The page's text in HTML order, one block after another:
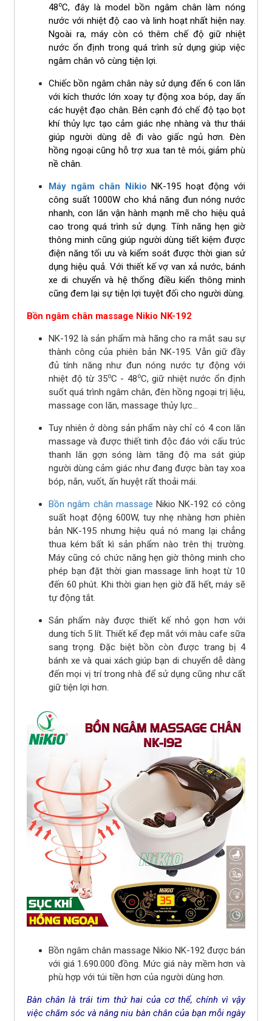
48oC, đây là model bồn ngâm chân làm nóng
nước với nhiệt độ cao và linh hoạt nhất hiện nay.
Ngoài ra, máy còn có thêm chế độ giữ nhiệt
nước ổn định trong quá trình sử dụng giúp việc
ngâm chân vô cùng tiện lợi.
Chiếc bồn ngâm chân này sử dụng đến 6 con lăn
với kích thước lớn xoay tự động xoa bóp, day ấn
các huyệt đạo chân. Bên cạnh đó chế độ tạo bọt
khí thủy lực tạo cảm giác nhẹ nhàng và thư thái
giúp người dùng dễ đi vào giấc ngủ hơn. Đèn
hồng ngoại cũng hỗ trợ xua tan tê mỏi, giảm phù
nề chân.
Máy ngâm chân Nikio NK-195 hoạt động với
công suất 1000W cho khả năng đun nóng nước
nhanh, con lăn vận hành mạnh mẽ cho hiệu quả
cao trong quá trình sử dụng. Tính năng hẹn giờ
thông minh cũng giúp người dùng tiết kiệm được
điện năng tối ưu và kiểm soát được thời gian sử
dụng hiệu quả. Với thiết kế vợ van xả nước, bánh
xe di chuyển và hệ thống điều kiển thông minh
cũng đem lại sự tiện lợi tuyệt đối cho người dùng.
Bồn ngâm chân massage Nikio NK-192
NK-192 là sản phẩm mà hãng cho ra mắt sau sự
thành công của phiên bản NK-195. Vẫn giữ đầy
đủ tính năng như đun nóng nước tự động với
nhiệt độ từ 35oC - 48oC, giữ nhiệt nước ổn định
suốt quá trình ngâm chân, đèn hồng ngoại trị liệu,
massage con lăn, massage thủy lực…
Tuy nhiên ở dòng sản phẩm này chỉ có 4 con lăn
massage và được thiết tinh độc đáo với cấu trúc
thanh lăn gợn sóng làm tăng độ ma sát giúp
người dùng cảm giác như đang được bàn tay xoa
bóp, nắn, vuốt, ấn huyệt rất thoải mái.
Bồn ngâm chân massage Nikio NK-192 có công
suất hoạt động 600W, tuy nhẹ nhàng hơn phiên
bản NK-195 nhưng hiệu quả nó mang lại chẳng
thua kém bất kì sản phẩm nào trên thị trường.
Máy cũng có chức năng hẹn giờ thông minh cho
phép bạn đặt thời gian massage linh hoạt từ 10
đến 60 phút. Khi thời gian hẹn giờ đã hết, máy sẽ
tự động tắt.
Sản phẩm này được thiết kế nhỏ gọn hơn với
dung tích 5 lít. Thiết kế đẹp mắt với màu cafe sữa
sang trọng. Đặc biệt bồn còn được trang bị 4
bánh xe và quai xách giúp bạn di chuyển dễ dàng
đến mọi vị trí trong nhà để sử dụng cũng như cất
giữ tiện lợi hơn.
Bồn ngâm chân massage Nikio NK-192 được bán
với giá 1.690.000 đồng. Mức giá này mềm hơn và
phù hợp với túi tiền hơn của người dùng hơn.
Bàn chân là trái tim thứ hai của cơ thể, chính vì vậy
việc chăm sóc và nâng niu bàn chân của bạn mỗi ngày